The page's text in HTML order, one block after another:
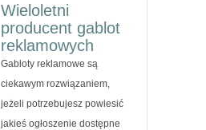
Wieloletni
producent gablot
reklamowych
Gabloty reklamowe są
ciekawym rozwiązaniem,
jeżeli potrzebujesz powiesić
jakieś ogłoszenie dostępne